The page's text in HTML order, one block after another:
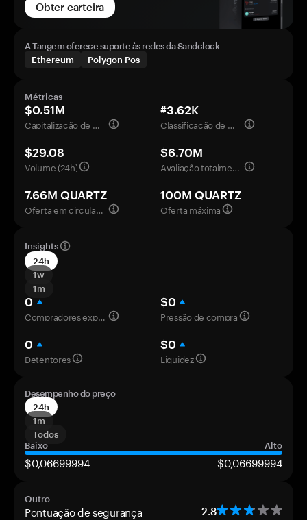
Obter carteira
A Tangem oferece suporte às redes da Sandclock
Ethereum
Polygon Pos
Métricas
$0.51M
Capitalização de mercado
#3.62K
Classificação de mercado
$29.08
Volume (24h)
$6.70M
Avaliação totalmente diluída
7.66M QUARTZ
Oferta em circulação
100M QUARTZ
Oferta máxima
Insights
24h
1w
1m
0
Compradores experientes
$0
Pressão de compra
0
Detentores
$0
Liquidez
Desempenho do preço
24h
1m
Todos
Baixo
Alto
$0,06699994 $0,06699994
Outro
Pontuação de segurança 2.8